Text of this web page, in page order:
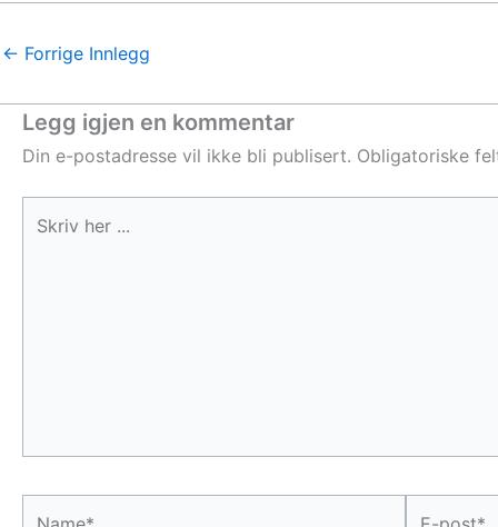
← Forrige Innlegg
Legg igjen en kommentar
Din e-postadresse vil ikke bli publisert. Obligatoriske
her